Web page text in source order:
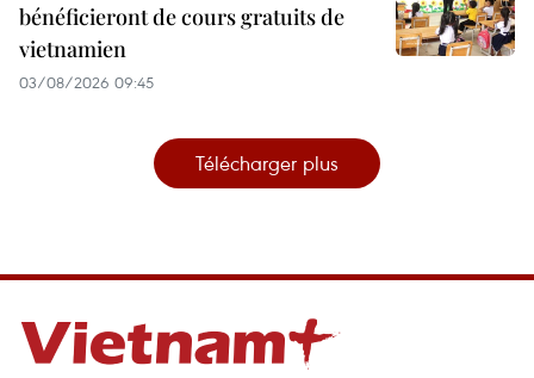
bénéficieront de cours gratuits de
vietnamien
03/08/2026 09:45
Télécharger plus